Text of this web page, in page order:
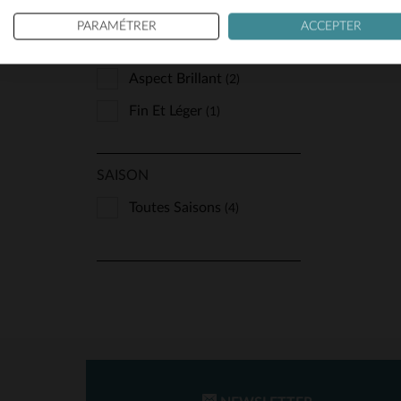
Aspect Brillant (2)
Fin Et Léger (1)
SAISON
Toutes Saisons (4)
PARAMÉTRER ACCEPTER